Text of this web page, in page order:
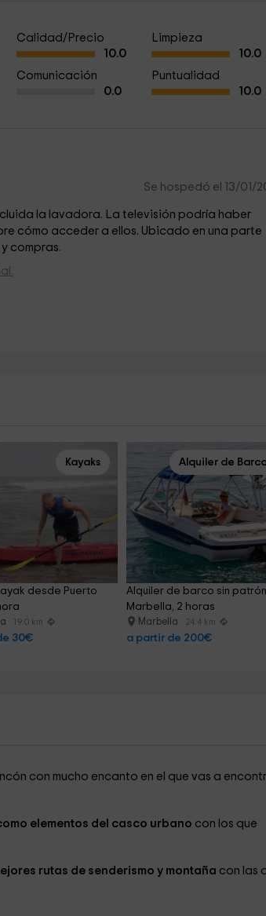
Calidad/Precio
10.0
Limpieza
10.0
Comunicación
0.0
Puntualidad
10.0
Se hospedó el 13/01/
la lavadora. La televisión podría haber
cómo acceder a ellos. Ubicado en una parte
compras.
Kayaks
desde Puerto
19.0 km
30€
Alquiler de
Alquiler de barco sin
Marbella, 2 horas
Marbella 24.4 km
a partir de 200€
con mucho encanto en el que vas a
elementos del casco urbano con los que
rutas de senderismo y montaña con las